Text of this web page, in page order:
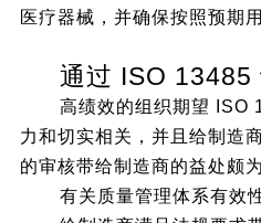
医疗器械，并确保按照预期
通过 ISO 13485
高绩效的组织期望 ISO
力和切实相关，并且给制造
的审核带给制造商的益处颇
有关质量管理体系有效